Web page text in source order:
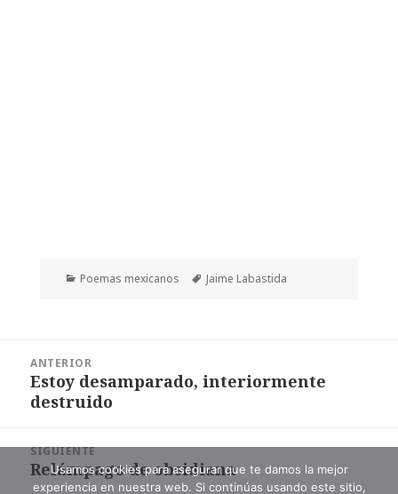
Categorías
Poemas mexicanos Etiquetas
Jaime Labastida
entradas
ANTERIOR
Entrada
anterior:
Estoy desamparado, interiormente
destruido
SIGUIENTE
Entrada
Relámpago de obsidiana
Usamos cookies para asegurar que te damos la mejor
experiencia en nuestra web. Si continúas usando este sitio,